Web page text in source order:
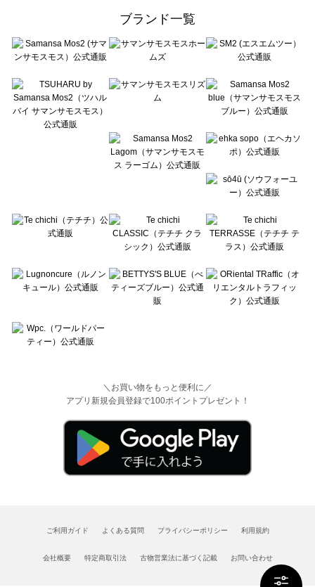
Te chichi（テチチ）の一覧
Te chichi CLASSIC（テチチ クラシック）の一覧
Lugnoncure（ルノンキュール）の一覧
BETTY'S BLUE（べティーズブルー）の一覧
Wpc.（ワールドパーティー）の一覧
ブランド一覧
＼お買い物をもっと便利に／
アプリ新規会員登録で100ポイントプレゼント！
ご利用ガイド よくある質問 プライバシーポリシー 利用規約
会社概要 特定商取引法 古物営業法に基づく記載 お問い合わせ